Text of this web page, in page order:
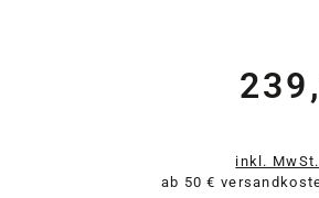
inkl.
ab 50 €